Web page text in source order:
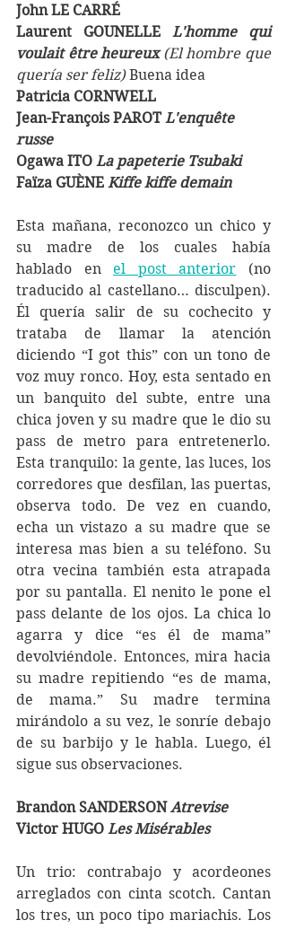
John LE CARRÉ
Laurent GOUNELLE L'homme qui
voulait être heureux (El hombre que
quería ser feliz) Buena idea
Patricia CORNWELL
Jean-François PAROT L'enquête
russe
Ogawa ITO La papeterie Tsubaki
Faïza GUÈNE Kiffe kiffe demain
Esta mañana, reconozco un chico y
su madre de los cuales había
hablado en el post anterior (no
traducido al castellano… disculpen).
Él quería salir de su cochecito y
trataba de llamar la atención
diciendo “I got this” con un tono de
voz muy ronco. Hoy, esta sentado en
un banquito del subte, entre una
chica joven y su madre que le dio su
pass de metro para entretenerlo.
Esta tranquilo: la gente, las luces, los
corredores que desfilan, las puertas,
observa todo. De vez en cuando,
echa un vistazo a su madre que se
interesa mas bien a su teléfono. Su
otra vecina también esta atrapada
por su pantalla. El nenito le pone el
pass delante de los ojos. La chica lo
agarra y dice “es él de mama”
devolviéndole. Entonces, mira hacia
su madre repitiendo “es de mama,
de mama.” Su madre termina
mirándolo a su vez, le sonríe debajo
de su barbijo y le habla. Luego, él
sigue sus observaciones.
Brandon SANDERSON Atrevise
Victor HUGO Les Misérables
Un trio: contrabajo y acordeones
arreglados con cinta scotch. Cantan
los tres, un poco tipo mariachis. Los